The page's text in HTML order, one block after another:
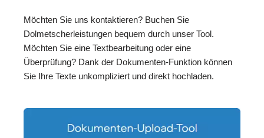
Möchten Sie uns kontaktieren? Buchen Sie
Dolmetscherleistungen bequem durch unser Tool.
Möchten Sie eine Textbearbeitung oder eine
Überprüfung? Dank der Dokumenten-Funktion können
Sie Ihre Texte unkompliziert und direkt hochladen.